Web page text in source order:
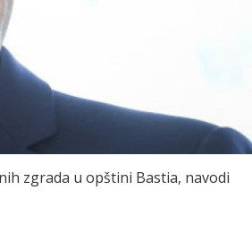
zgrada u opštini Bastia, navodi